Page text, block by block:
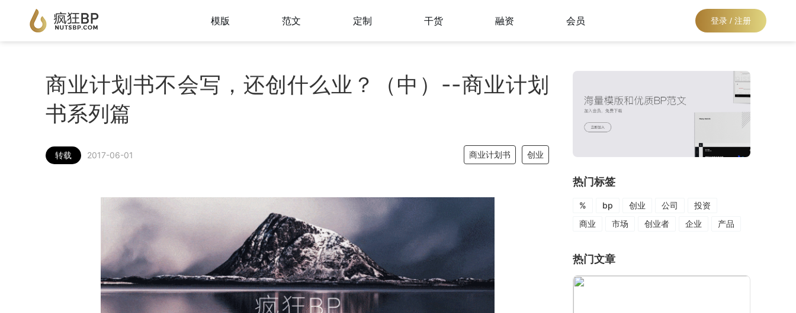
模版 范文 定制 干货 融资 会员 登录 / 注册
商业计划书不会写，还创什么业？（中）--商业计划
书系列篇
转载 2017-06-01 商业计划书 创业
热门标签
% bp 创业 公司
投资
商业
市场 创业者 企业 产品
热门文章